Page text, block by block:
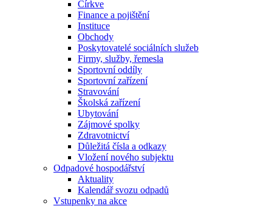
Církve
Finance a pojištění
Instituce
Obchody
Poskytovatelé sociálních služeb
Firmy, služby, řemesla
Sportovní oddíly
Sportovní zařízení
Stravování
Školská zařízení
Ubytování
Zájmové spolky
Zdravotnictví
Důležitá čísla a odkazy
Vložení nového subjektu
Odpadové hospodářství
Aktuality
Kalendář svozu odpadů
Vstupenky na akce